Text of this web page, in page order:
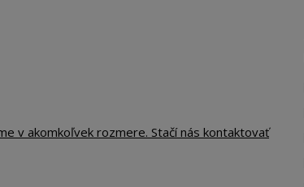
v akomkoľvek rozmere. Stačí nás kontaktovať